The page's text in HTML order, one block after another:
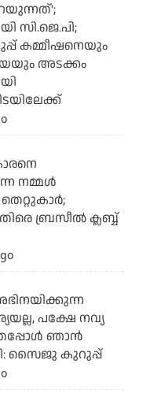
സി.ജെ.പി;
കമ്മീഷനെയും
അടക്കം
നമ്മള്‍
ബ്രസീല്‍ ക്ലബ്ബ്
പക്ഷേ നവ്യ
ഞാന്‍
സൈജു കുറുപ്പ്